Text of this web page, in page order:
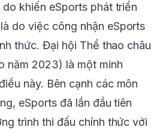
khiến eSports phát triển
do việc công nhận eSports
thức. Đại hội Thể thao châu
năm 2023) là một minh
này. Bên cạnh các môn
eSports đã lần đầu tiên
trình thi đấu chính thức với